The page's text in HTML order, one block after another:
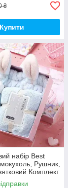
₴
Купити
набір Best
Рушник,
Комплект
шт (00947)